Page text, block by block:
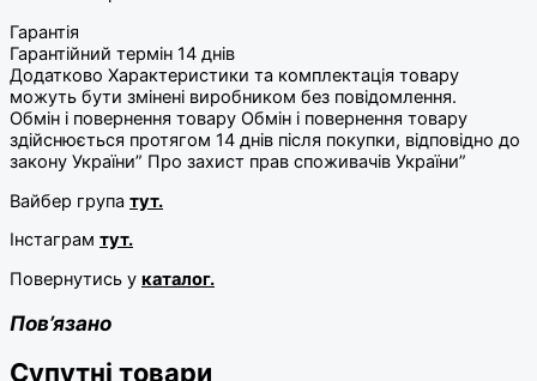
Гарантія
Гарантійний термін 14 днів
Додатково Характеристики та комплектація товару
можуть бути змінені виробником без повідомлення.
Обмін і повернення товару Обмін і повернення товару
здійснюється протягом 14 днів після покупки, відповідно до
закону України” Про захист прав споживачів України”
Вайбер група тут.
Інстаграм тут.
Повернутись у каталог.
Пов’язано
Супутні товари